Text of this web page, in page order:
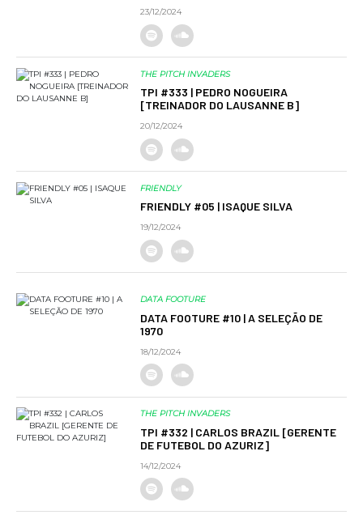
23/12/2024
THE PITCH INVADERS
TPI #333 | PEDRO NOGUEIRA
[TREINADOR DO LAUSANNE B]
20/12/2024
FRIENDLY
FRIENDLY #05 | ISAQUE SILVA
19/12/2024
DATA FOOTURE
DATA FOOTURE #10 | A SELEÇÃO DE
1970
18/12/2024
THE PITCH INVADERS
TPI #332 | CARLOS BRAZIL [GERENTE
DE FUTEBOL DO AZURIZ]
14/12/2024